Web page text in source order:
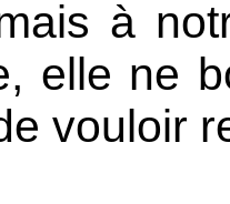
à
elle ne
vouloir